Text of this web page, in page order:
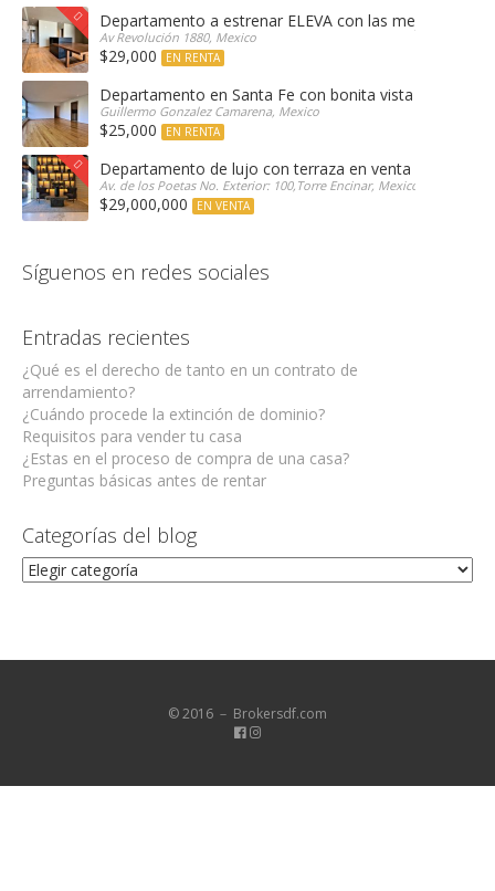
Departamento a estrenar ELEVA con las mejores
Av Revolución 1880, Mexico
$29,000 EN RENTA
Departamento en Santa Fe con bonita vista arbolada
Guillermo Gonzalez Camarena, Mexico
$25,000 EN RENTA
Departamento de lujo con terraza en venta Encinar en
Av. de los Poetas No. Exterior: 100,Torre Encinar, Mexico
$29,000,000 EN VENTA
Síguenos en redes sociales
Entradas recientes
¿Qué es el derecho de tanto en un contrato de
arrendamiento?
¿Cuándo procede la extinción de dominio?
Requisitos para vender tu casa
¿Estas en el proceso de compra de una casa?
Preguntas básicas antes de rentar
Categorías del blog
Categorías
del
© 2016 － Brokersdf.com